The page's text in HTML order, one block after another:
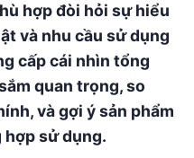
hợp đòi hỏi sự hiểu
và nhu cầu sử dụng
cấp cái nhìn tổng
quan trọng, so
và gợi ý sản phẩm
sử dụng.